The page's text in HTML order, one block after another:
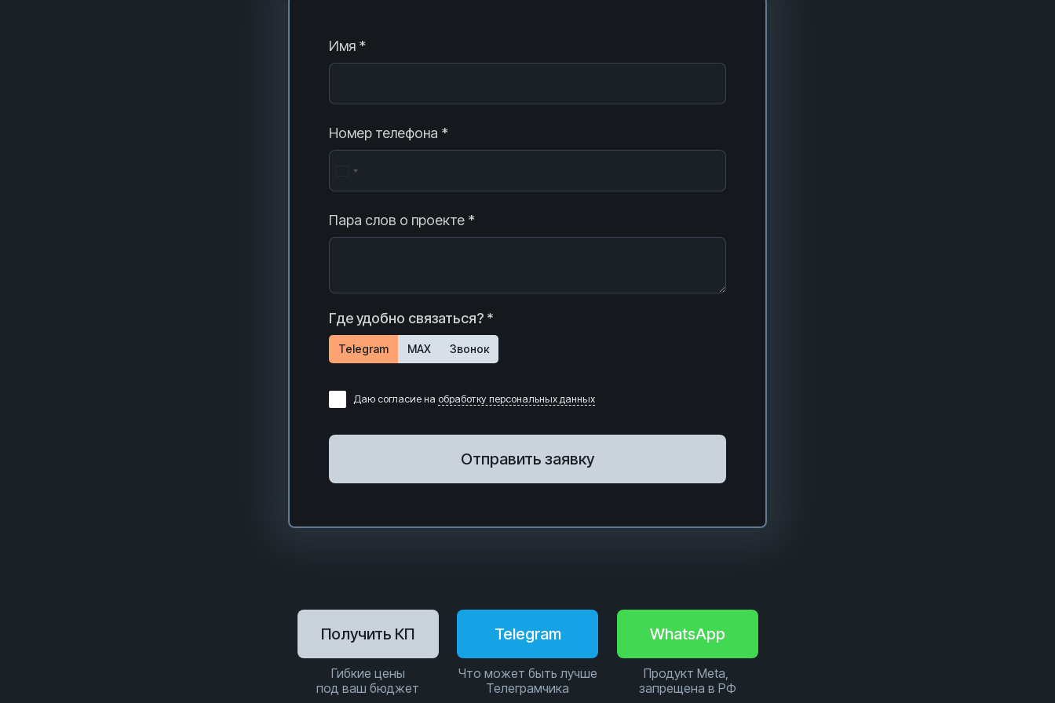
Имя *
Номер телефона *
Пара слов о проекте *
Где удобно связаться? *
Telegram MAX Звонок
Даю согласие на обработку персональных данных
Отправить заявку
WhatsApp
Продукт Meta,
запрещена в РФ
Telegram
Что может быть лучше
Телеграмчика
Получить КП
Гибкие цены
под ваш бюджет